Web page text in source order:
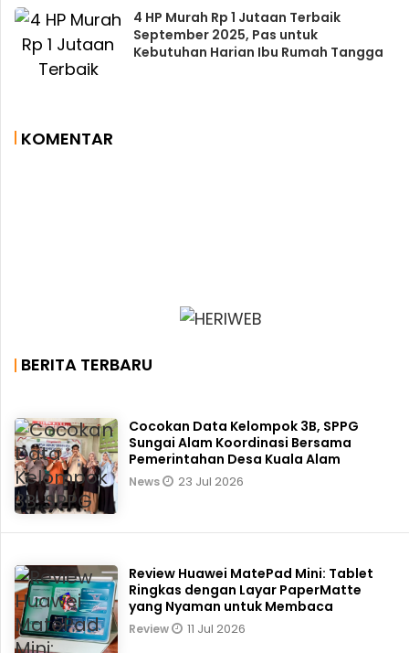
4 HP Murah Rp 1 Jutaan Terbaik
September 2025, Pas untuk
Kebutuhan Harian Ibu Rumah Tangga
KOMENTAR
BERITA TERBARU
Cocokan Data Kelompok 3B, SPPG
Sungai Alam Koordinasi Bersama
Pemerintahan Desa Kuala Alam
News 23 Jul 2026
Review Huawei MatePad Mini: Tablet
Ringkas dengan Layar PaperMatte
yang Nyaman untuk Membaca
Review 11 Jul 2026